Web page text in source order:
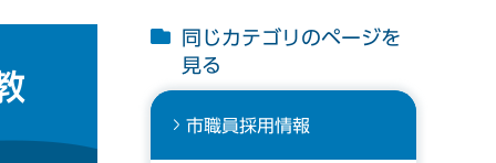
同じカテゴリのページを
見る
市職員採用情報